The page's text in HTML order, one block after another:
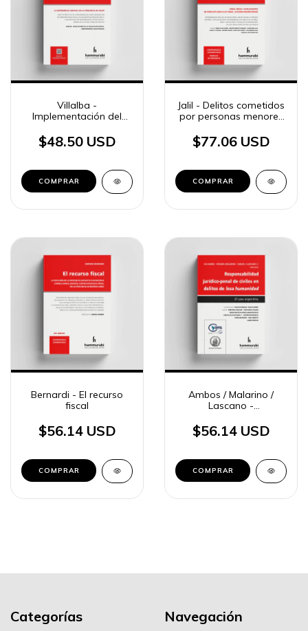
Villalba -
Implementación del
Federal
$48.50 USD
COMPRAR
Jalil - Delitos cometidos
por personas menores
$77.06 USD
COMPRAR
Bernardi - El recurso
fiscal
$56.14 USD
COMPRAR
Ambos / Malarino /
Lascano -
jurídico-penal de civiles
en delitos de lesa
$56.14 USD
COMPRAR
Categorías Navegación